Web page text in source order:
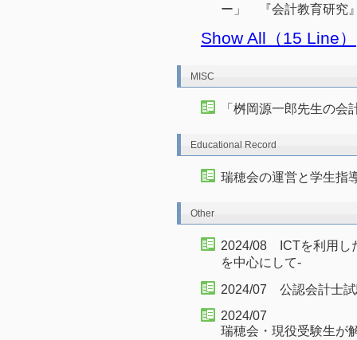
ー」 『会計教育研究
Show All（15 Line）
MISC
「桝岡源一郎先生の
Educational Record
瑞穂会の運営と学生指
Other
2024/08 ICTを利用し
を中心にして-
2024/07 公認会計士試
2024/07
瑞穂会・現役受験生